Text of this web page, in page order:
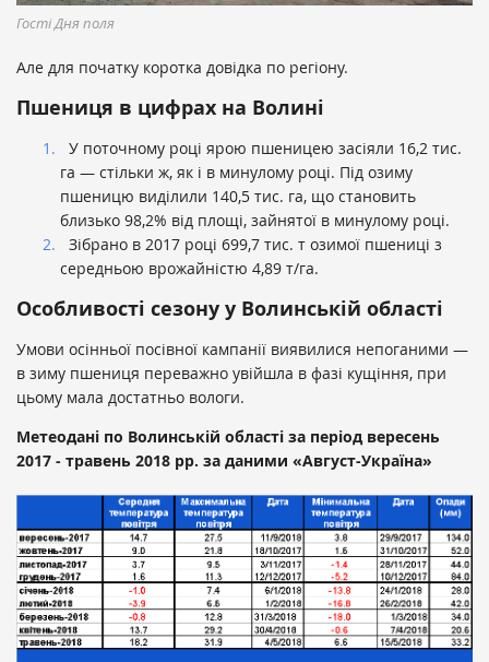
Гості Дня поля
Але для початку коротка довідка по регіону.
Пшениця в цифрах на Волині
У поточному році ярою пшеницею засіяли 16,2 тис.
га — стільки ж, як і в минулому році. Під озиму
пшеницю виділили 140,5 тис. га, що становить
близько 98,2% від площі, зайнятої в минулому році.
Зібрано в 2017 році 699,7 тис. т озимої пшениці з
середньою врожайністю 4,89 т/га.
Особливості сезону у Волинській області
Умови осінньої посівної кампанії виявилися непоганими —
в зиму пшениця переважно увійшла в фазі кущіння, при
цьому мала достатньо вологи.
Метеодані по Волинській області за період вересень
2017 - травень 2018 рр. за даними «Август-Україна»